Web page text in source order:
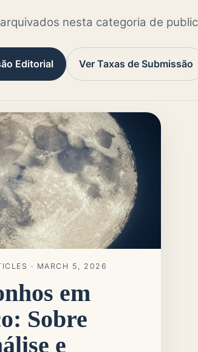
nesta categoria de
Editorial Ver Taxas de Submissão
· MARCH 5, 2026
em
Sobre
e